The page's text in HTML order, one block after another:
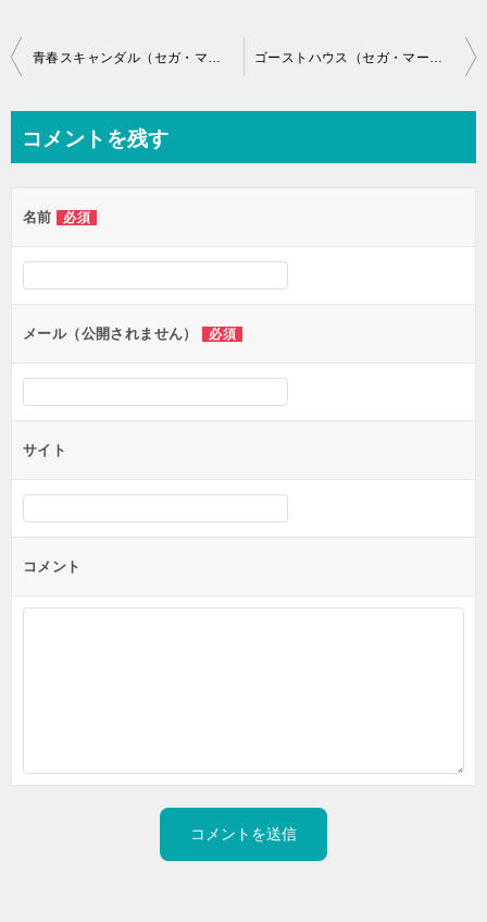
投
ビ
ー
シ
ン
青春スキャンダル（セガ・マークIII）の無料動画を楽しもう♪ ゴーストハウス（セガ・マークIII）の無料動画を楽しもう♪
コメントを残す
名前 必須
メール（公開されません） 必須
サイト
コメント